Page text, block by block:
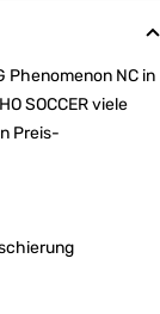
Phenomenon NC in
SOCCER viele
Preis-